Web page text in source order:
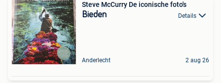
Steve McCurry De iconische foto's
Bieden Details
Anderlecht 2 aug 26